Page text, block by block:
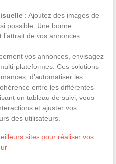
: Ajoutez des images de
possible. Une bonne
de vos annonces.
vos annonces, envisagez
plateformes. Ces solutions
d’automatiser les
entre les différentes
un tableau de suivi, vous
et ajuster vos
des utilisateurs.
sites pour réaliser vos